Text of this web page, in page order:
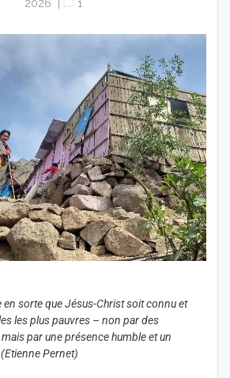
2026
1
en sorte que Jésus-Christ soit connu et
les plus pauvres – non par des
par une présence humble et un
Pernet)